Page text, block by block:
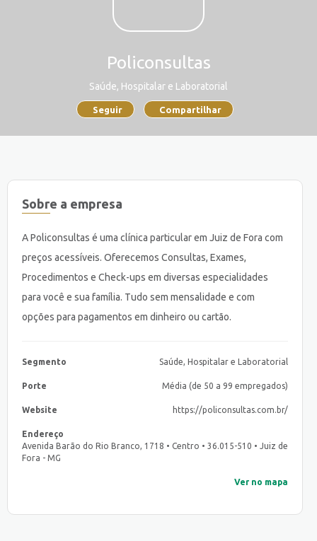
Policonsultas
Saúde, Hospitalar e Laboratorial
Seguir Compartilhar
Sobre a empresa
A Policonsultas é uma clínica particular em Juiz de Fora com
preços acessíveis. Oferecemos Consultas, Exames,
Procedimentos e Check-ups em diversas especialidades
para você e sua família. Tudo sem mensalidade e com
opções para pagamentos em dinheiro ou cartão.
Segmento Saúde, Hospitalar e Laboratorial
Porte Média (de 50 a 99 empregados)
Website https://policonsultas.com.br/
Endereço
Avenida Barão do Rio Branco, 1718 • Centro • 36.015-510 • Juiz de
Fora - MG
Ver no mapa